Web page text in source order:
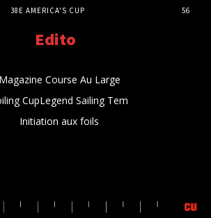
38E AMERICA'S CUP
56
Edito
Magazine Course Au Large
CupLegend Sailing Tem
Initiation aux foils